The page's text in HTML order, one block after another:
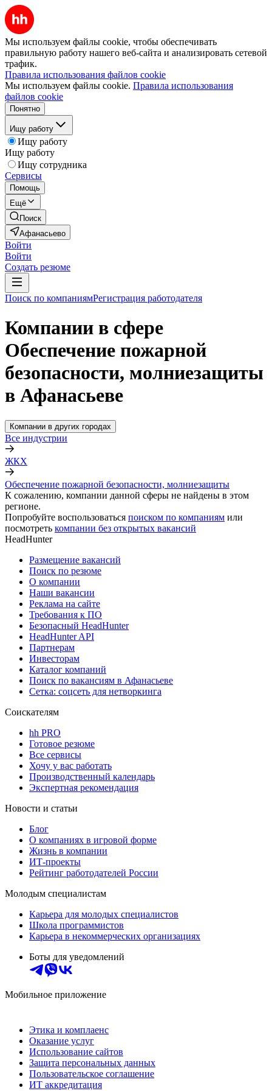
Мы используем файлы cookie, чтобы обеспечивать
правильную работу нашего веб-сайта и анализировать сетевой
трафик.
Правила использования файлов cookie
Мы используем файлы cookie. Правила использования
файлов cookie
Понятно
Ищу работу
Ищу работу
Ищу работу
Ищу сотрудника
Сервисы
Помощь
Ещё
Поиск
Афанасьево
Войти
Войти
Создать резюме
Поиск по компаниямРегистрация работодателя
Компании в сфере
Обеспечение пожарной
безопасности, молниезащиты
в Афанасьеве
Компании в других городах
Все индустрии
ЖКХ
Обеспечение пожарной безопасности, молниезащиты
К сожалению, компании данной сферы не найдены в этом
регионе.
Попробуйте воспользоваться поиском по компаниям или
посмотреть компании без открытых вакансий
HeadHunter
Размещение вакансий
Поиск по резюме
О компании
Наши вакансии
Реклама на сайте
Требования к ПО
Безопасный HeadHunter
HeadHunter API
Партнерам
Инвесторам
Каталог компаний
Поиск по вакансиям в Афанасьеве
Сетка: соцсеть для нетворкинга
Соискателям
hh PRO
Готовое резюме
Все сервисы
Хочу у вас работать
Производственный календарь
Экспертная рекомендация
Новости и статьи
Блог
О компаниях в игровой форме
Жизнь в компании
ИТ-проекты
Рейтинг работодателей России
Молодым специалистам
Карьера для молодых специалистов
Школа программистов
Карьера в некоммерческих организациях
Боты для уведомлений
Мобильное приложение
Этика и комплаенс
Оказание услуг
Использование сайтов
Защита персональных данных
Пользовательское соглашение
ИТ аккредитация